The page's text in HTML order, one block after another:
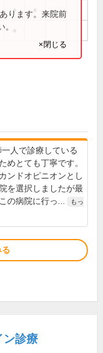
●
ります。来院前
×閉じる
一人で診療している
めとても丁寧です。
ンドオピニオンとし
を選択しましたが最
の病院に行っ...
もっ
ン診療